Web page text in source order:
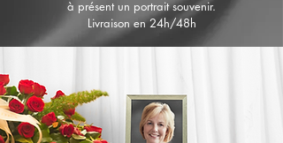
à présent un portrait souvenir.
Livraison en 24h/48h